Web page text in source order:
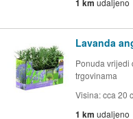
1 km udaljeno
Lavanda
Ponuda vrijedi
trgovinama
Visina: cca 20
1 km udaljeno